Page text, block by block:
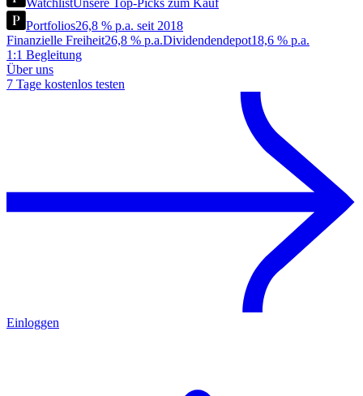
WatchlistUnsere Top-Picks zum Kauf
Portfolios26,8 % p.a. seit 2018
Finanzielle Freiheit26,8 % p.a.Dividendendepot18,6 % p.a.
1:1 Begleitung
Über uns
7 Tage kostenlos testen
Einloggen